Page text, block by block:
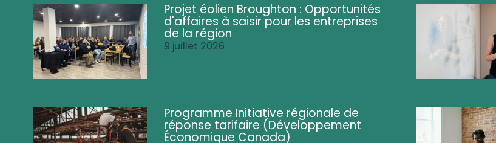
Projet éolien Broughton : Opportunités
d'affaires à saisir pour les entreprises
de la région
9 juillet 2026
Programme Initiative régionale de
réponse tarifaire (Développement
Économique Canada)